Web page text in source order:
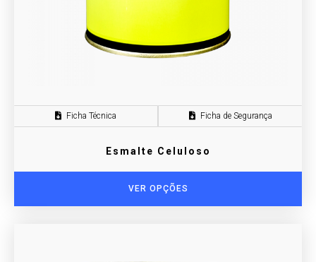
Ficha Técnica Ficha de Segurança
Esmalte Celuloso
VER OPÇÕES